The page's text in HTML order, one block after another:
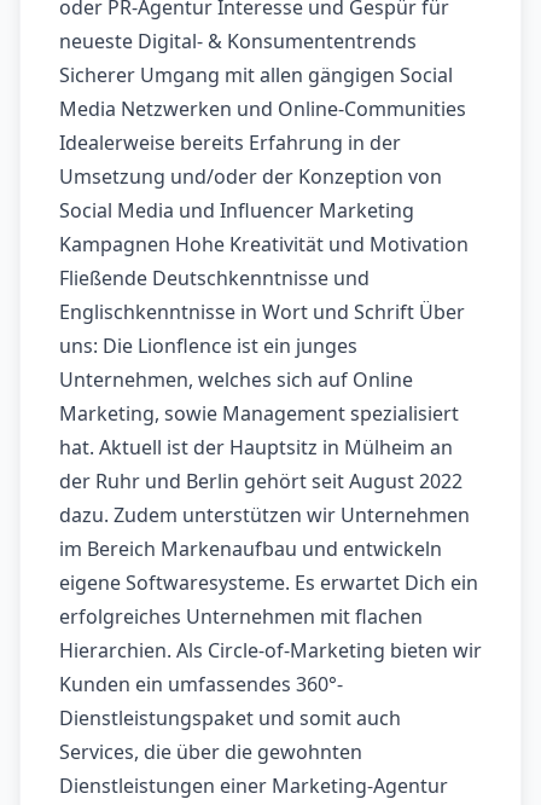
oder PR-Agentur Interesse und Gespür für
neueste Digital- & Konsumententrends
Sicherer Umgang mit allen gängigen Social
Media Netzwerken und Online-Communities
Idealerweise bereits Erfahrung in der
Umsetzung und/oder der Konzeption von
Social Media und Influencer Marketing
Kampagnen Hohe Kreativität und Motivation
Fließende Deutschkenntnisse und
Englischkenntnisse in Wort und Schrift Über
uns: Die Lionflence ist ein junges
Unternehmen, welches sich auf Online
Marketing, sowie Management spezialisiert
hat. Aktuell ist der Hauptsitz in Mülheim an
der Ruhr und Berlin gehört seit August 2022
dazu. Zudem unterstützen wir Unternehmen
im Bereich Markenaufbau und entwickeln
eigene Softwaresysteme. Es erwartet Dich ein
erfolgreiches Unternehmen mit flachen
Hierarchien. Als Circle-of-Marketing bieten wir
Kunden ein umfassendes 360°-
Dienstleistungspaket und somit auch
Services, die über die gewohnten
Dienstleistungen einer Marketing-Agentur